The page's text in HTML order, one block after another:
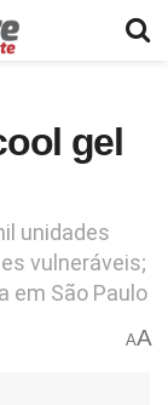
gel
unidades
vulneráveis;
em São Paulo
AA